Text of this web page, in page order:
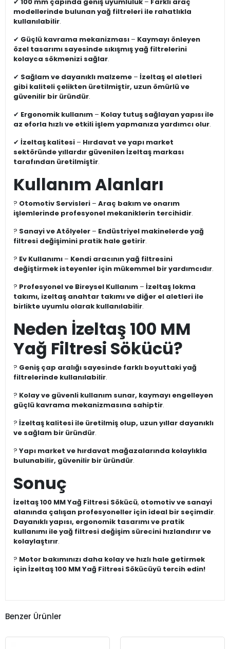
✔ 100 mm çapında geniş uyumluluk – Farklı araç
modellerinde bulunan yağ filtreleri ile rahatlıkla
kullanılabilir.
✔ Güçlü kavrama mekanizması – Kaymayı önleyen
özel tasarımı sayesinde sıkışmış yağ filtrelerini
kolayca sökmenizi sağlar.
✔ Sağlam ve dayanıklı malzeme – İzeltaş el aletleri
gibi kaliteli çelikten üretilmiştir, uzun ömürlü ve
güvenilir bir üründür.
✔ Ergonomik kullanım – Kolay tutuş sağlayan yapısı ile
az eforla hızlı ve etkili işlem yapmanıza yardımcı olur.
✔ İzeltaş kalitesi – Hırdavat ve yapı market
sektöründe yıllardır güvenilen İzeltaş markası
tarafından üretilmiştir.
Kullanım Alanları
? Otomotiv Servisleri – Araç bakım ve onarım
işlemlerinde profesyonel mekaniklerin tercihidir.
? Sanayi ve Atölyeler – Endüstriyel makinelerde yağ
filtresi değişimini pratik hale getirir.
? Ev Kullanımı – Kendi aracının yağ filtresini
değiştirmek isteyenler için mükemmel bir yardımcıdır.
? Profesyonel ve Bireysel Kullanım – İzeltaş lokma
takımı, izeltaş anahtar takımı ve diğer el aletleri ile
birlikte uyumlu olarak kullanılabilir.
Neden İzeltaş 100 MM
Yağ Filtresi Sökücü?
? Geniş çap aralığı sayesinde farklı boyuttaki yağ
filtrelerinde kullanılabilir.
? Kolay ve güvenli kullanım sunar, kaymayı engelleyen
güçlü kavrama mekanizmasına sahiptir.
? İzeltaş kalitesi ile üretilmiş olup, uzun yıllar dayanıklı
ve sağlam bir üründür.
? Yapı market ve hırdavat mağazalarında kolaylıkla
bulunabilir, güvenilir bir üründür.
Sonuç
İzeltaş 100 MM Yağ Filtresi Sökücü, otomotiv ve sanayi
alanında çalışan profesyoneller için ideal bir seçimdir.
Dayanıklı yapısı, ergonomik tasarımı ve pratik
kullanımı ile yağ filtresi değişim sürecini hızlandırır ve
kolaylaştırır.
? Motor bakımınızı daha kolay ve hızlı hale getirmek
için İzeltaş 100 MM Yağ Filtresi Sökücüyü tercih edin!
Benzer Ürünler